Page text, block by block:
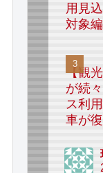
用見
対象
【観
が続
ス利
車が